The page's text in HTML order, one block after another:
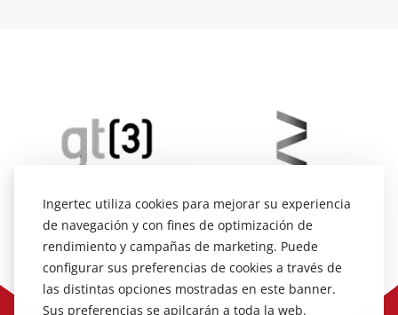
Ingertec utiliza cookies para mejorar su experiencia
de navegación y con fines de optimización de
rendimiento y campañas de marketing. Puede
configurar sus preferencias de cookies a través de
las distintas opciones mostradas en este banner.
Sus preferencias se apilcarán a toda la web.